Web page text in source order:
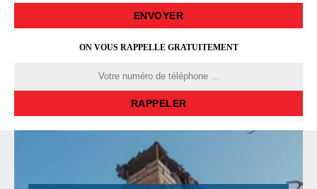
ON VOUS RAPPELLE GRATUITEMENT